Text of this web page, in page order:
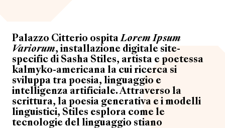
Palazzo Citterio ospitaLorem Ipsum
Variorum, installazione digitale site-
specific di Sasha Stiles, artista e poetessa
kalmyko-americana la cui ricerca si
sviluppa tra poesia, linguaggio e
intelligenza artificiale. Attraverso la
scrittura, la poesia generativa e i modelli
linguistici, Stiles esplora come le
tecnologie del linguaggio stiano